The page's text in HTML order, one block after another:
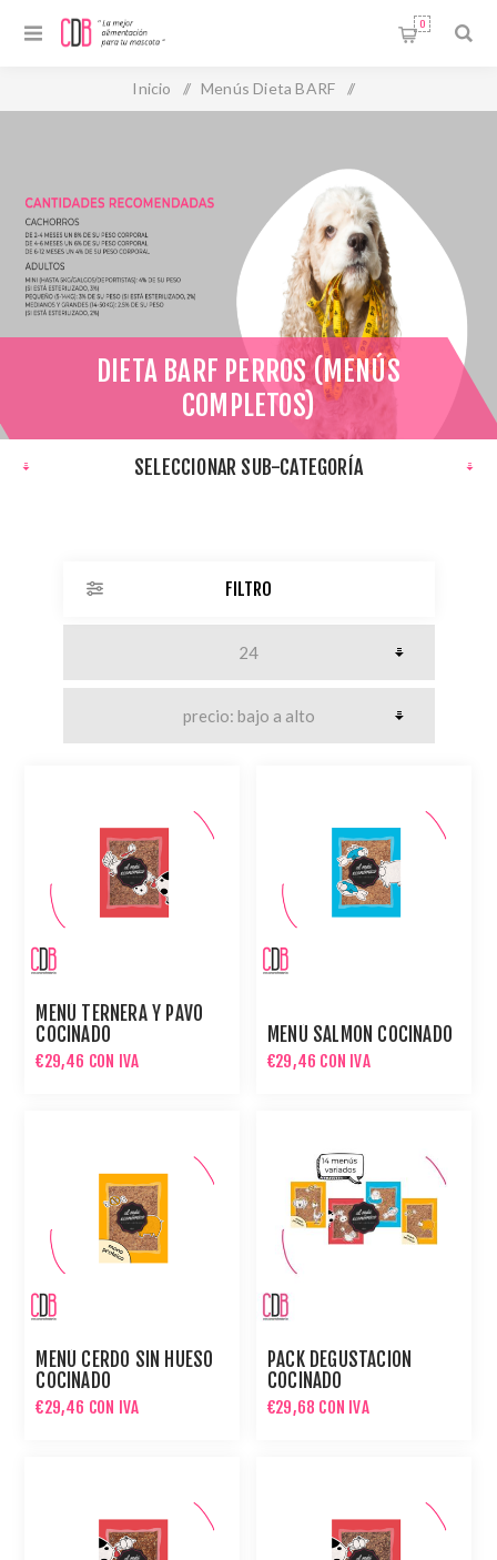
0
Inicio / Menús Dieta BARF /
DIETA BARF PERROS (MENÚS
COMPLETOS)
SELECCIONAR SUB-CATEGORÍA
FILTRO
MENÚ TERNERA Y PAVO
COCINADO
€29,46 CON IVA
MENÚ SALMON COCINADO
€29,46 CON IVA
MENÚ CERDO SIN HUESO
COCINADO
€29,46 CON IVA
PACK DEGUSTACION
COCINADO
€29,68 CON IVA